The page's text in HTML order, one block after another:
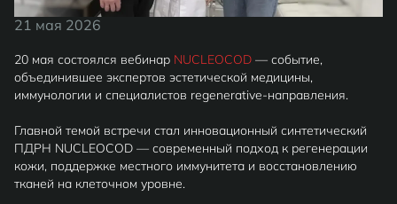
21 мая 2026
20 мая состоялся вебинар NUCLEOCOD — событие,
объединившее экспертов эстетической медицины,
иммунологии и специалистов regenerative-направления.
Главной темой встречи стал инновационный синтетический
ПДРН NUCLEOCOD — современный подход к регенерации
кожи, поддержке местного иммунитета и восстановлению
тканей на клеточном уровне.